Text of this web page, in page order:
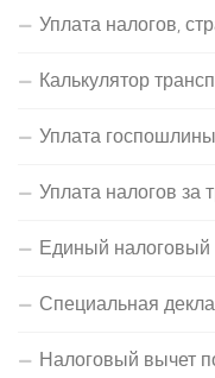
Уплата налогов,
Калькулятор
Уплата госпошлины
Уплата налогов за
Единый налоговый
Специальная
Налоговый вычет